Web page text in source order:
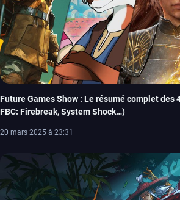
Future Games Show : Le résumé complet des
FBC: Firebreak, System Shock…)
20 mars 2025 à 23:31